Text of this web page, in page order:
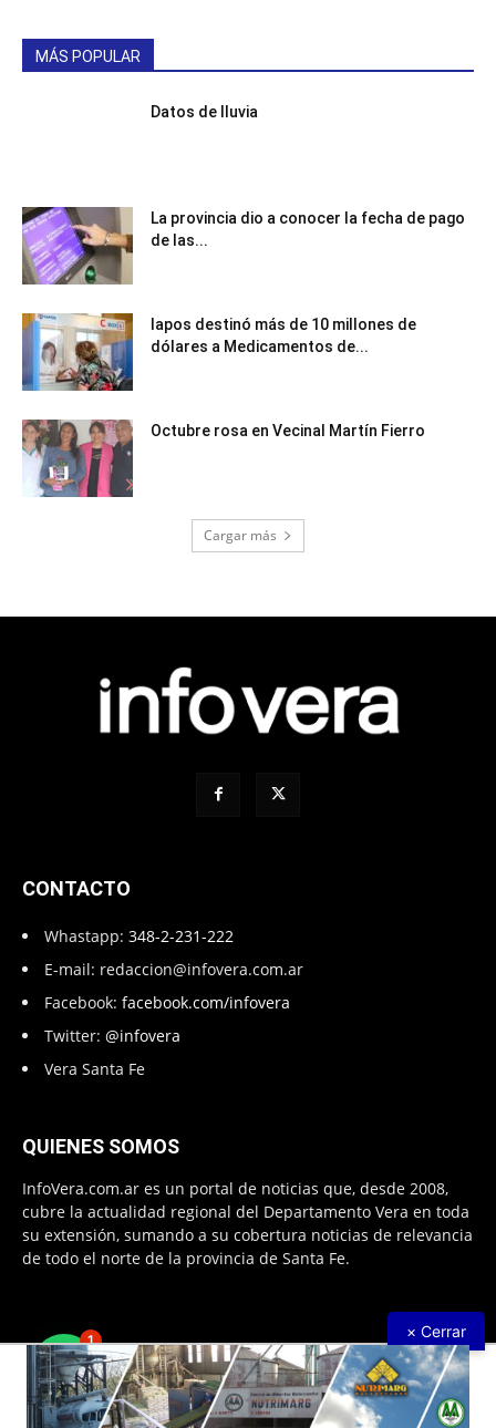
MÁS POPULAR
Datos de lluvia
La provincia dio a conocer la fecha de pago
de las...
Iapos destinó más de 10 millones de
dólares a Medicamentos de...
Octubre rosa en Vecinal Martín Fierro
Cargar más
CONTACTO
Whastapp: 348-2-231-222
E-mail: redaccion@infovera.com.ar
Facebook: facebook.com/infovera
Twitter: @infovera
Vera Santa Fe
QUIENES SOMOS
InfoVera.com.ar es un portal de noticias que, desde 2008,
cubre la actualidad regional del Departamento Vera en toda
su extensión, sumando a su cobertura noticias de relevancia
de todo el norte de la provincia de Santa Fe.
Todos Los Derechos Reservados © 2008 – 2026. Infovera.com.ar -
Powered byPG Multimedias
× Cerrar
1